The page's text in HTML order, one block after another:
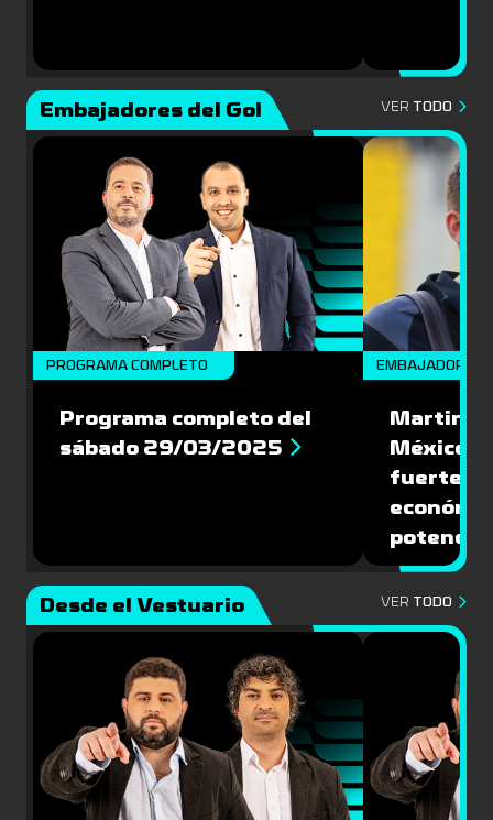
Embajadores del Gol VER TODO
PROGRAMA COMPLETO
Programa completo del
sábado 29/03/2025
EMBAJADORES
Martin
México:
fuerte
Desde el Vestuario VER TODO